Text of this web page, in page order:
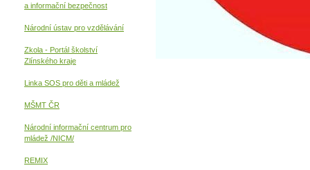
a informační bezpečnost
Národní ústav pro vzdělávání
Zkola - Portál školství
Zlínského kraje
Linka SOS pro děti a mládež
MŠMT ČR
Národní informační centrum pro
mládež /NICM/
REMIX